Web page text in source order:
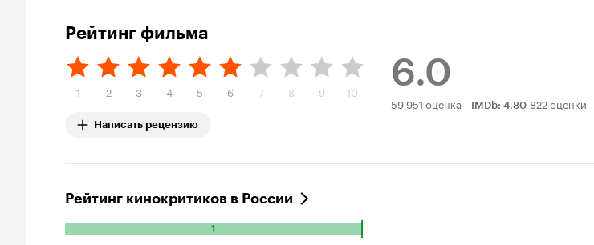
Рейтинг фильма
1 2 3 4 5 6 7 8 9 10
Написать рецензию
6.0
Рейтинг
59 951 оценка IMDb: 4.80 822 оценки
Рейтинг кинокритиков в России
1
Количество положительных оценок: 1.